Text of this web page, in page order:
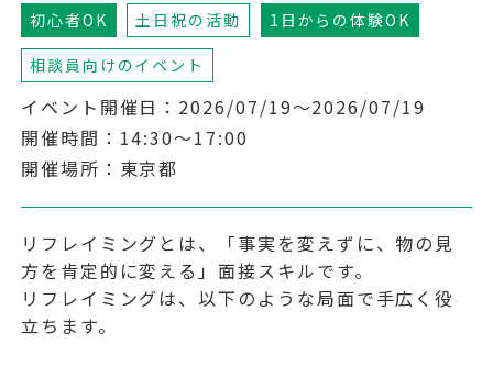
初心者OK 土日祝の活動 1日からの体験OK
相談員向けのイベント
イベント開催日：2026/07/19～2026/07/19
開催時間：14:30～17:00
開催場所：東京都
リフレイミングとは、「事実を変えずに、物の見
方を肯定的に変える」面接スキルです。
リフレイミングは、以下のような局面で手広く役
立ちます。